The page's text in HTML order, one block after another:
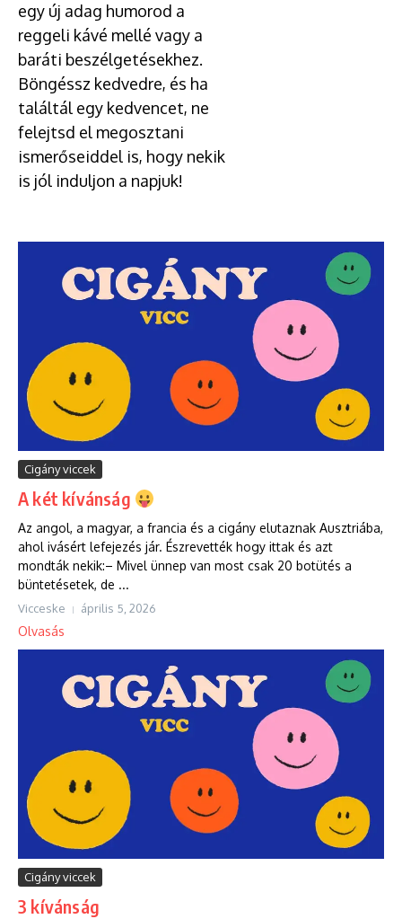
egy új adag humorod a
reggeli kávé mellé vagy a
baráti beszélgetésekhez.
Böngéssz kedvedre, és ha
találtál egy kedvencet, ne
felejtsd el megosztani
ismerőseiddel is, hogy nekik
is jól induljon a napjuk!
Cigány viccek
A két kívánság
Az angol, a magyar, a francia és a cigány elutaznak Ausztriába,
ahol ivásért lefejezés jár. Észrevették hogy ittak és azt
mondták nekik:– Mivel ünnep van most csak 20 botütés a
büntetésetek, de ...
Vicceske április 5, 2026
Olvasás
Cigány viccek
3 kívánság